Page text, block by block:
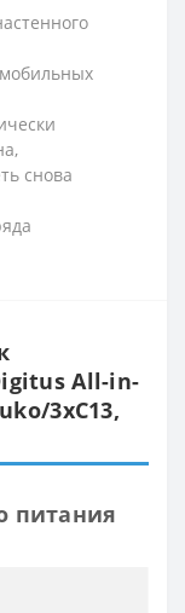
снова
All-in-
3xC13,
питания